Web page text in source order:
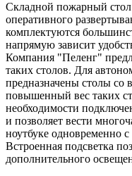
Складной пожарный
оперативного
комплектуются
напрямую зависит
Компания "Пеленг"
таких столов. Для
предназначены столы со
повышенный вес таких
необходимости
и позволяет вести
ноутбуке одновременно
Встроенная подсветка
дополнительного